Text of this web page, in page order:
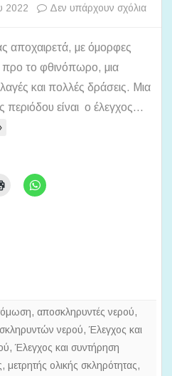
2022 Δεν υπάρχουν σχόλιαστο
αποχαιρετά, με όμορφες
προ το φθινόπωρο, μια
και πολλές δράσεις. Μια
περιόδου είναι ο έλεγχος…
, αποσκληρυντές νερού,
νερού, Έλεγχος και
, Έλεγχος και συντήρηση
, μετρητής ολικής σκληρότητας,